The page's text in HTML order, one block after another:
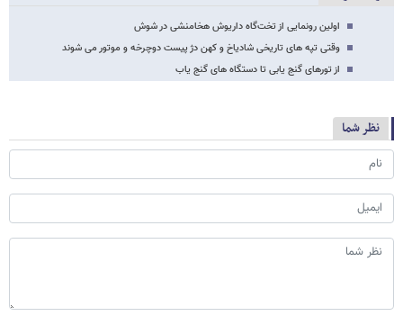
اولین رونمایی از تخت‌گاه داریوش هخامنشی در شوش
وقتی تپه های تاریخی شادیاخ و کهن دژ پیست دوچرخه و موتور می شوند
از تورهای گنج یابی تا دستگاه های گنج یاب
نظر شما